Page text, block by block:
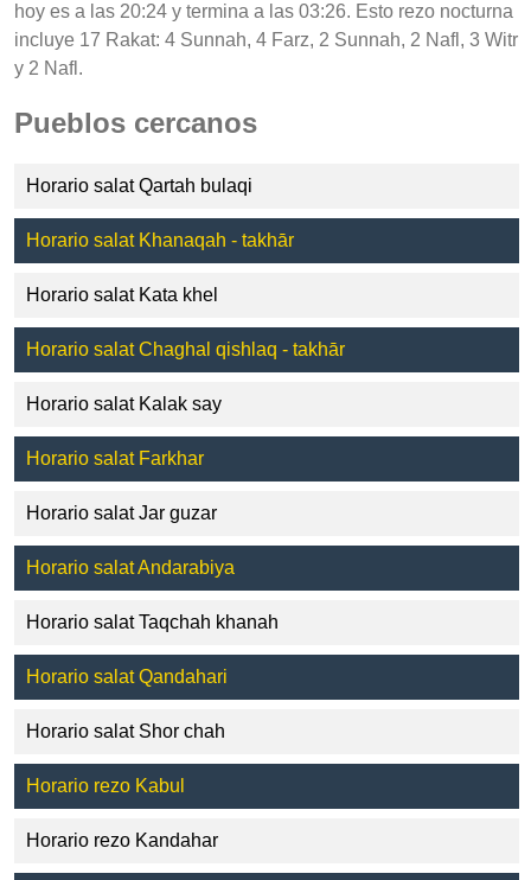
hoy es a las 20:24 y termina a las 03:26. Esto rezo nocturna
incluye 17 Rakat: 4 Sunnah, 4 Farz, 2 Sunnah, 2 Nafl, 3 Witr
y 2 Nafl.
Pueblos cercanos
Horario salat Qartah bulaqi
Horario salat Khanaqah - takhār
Horario salat Kata khel
Horario salat Chaghal qishlaq - takhār
Horario salat Kalak say
Horario salat Farkhar
Horario salat Jar guzar
Horario salat Andarabiya
Horario salat Taqchah khanah
Horario salat Qandahari
Horario salat Shor chah
Horario rezo Kabul
Horario rezo Kandahar